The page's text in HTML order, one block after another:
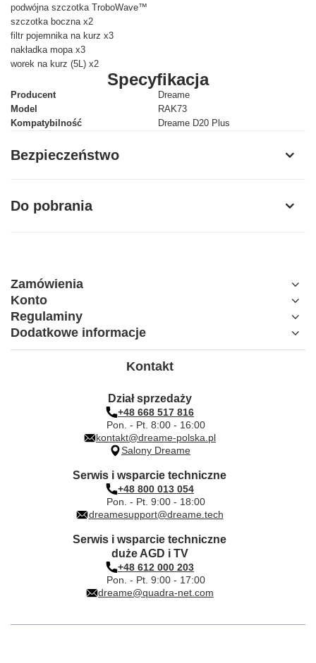
podwójna szczotka TroboWave™
szczotka boczna x2
filtr pojemnika na kurz x3
nakładka mopa x3
worek na kurz (5L) x2
Specyfikacja
Producent
Dreame
Model
RAK73
Kompatybilność
Dreame D20 Plus
Bezpieczeństwo
Do pobrania
Zamówienia
Konto
Regulaminy
Dodatkowe informacje
Kontakt
Dział sprzedaży
+48 668 517 816
Pon. - Pt. 8:00 - 16:00
kontakt@dreame-polska.pl
Salony Dreame
Serwis i wsparcie techniczne
+48 800 013 054
Pon. - Pt. 9:00 - 18:00
dreamesupport@dreame.tech
Serwis i wsparcie techniczne
duże AGD i TV
+48 612 000 203
Pon. - Pt. 9:00 - 17:00
dreame@quadra-net.com